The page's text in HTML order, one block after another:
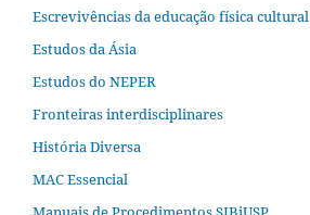
Escrevivências da educação física cultural
Estudos da Ásia​
Estudos do NEPER
Fronteiras interdisciplinares
História Diversa
MAC Essencial